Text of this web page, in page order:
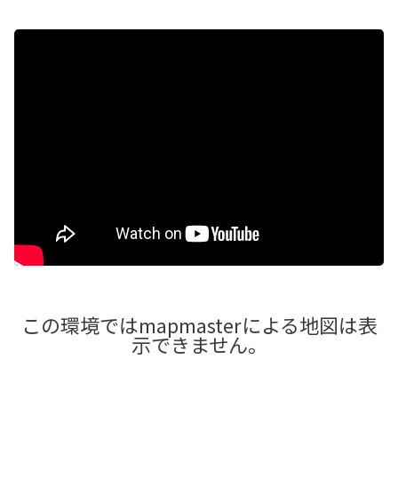
?rel=0&" frameborder="0" allow="autoplay; encrypted
-media" allowfullscreen>
この環境ではmapmasterによる地図は表
示できません。